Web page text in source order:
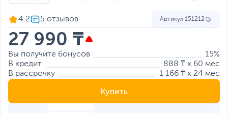
4.2 Артикул 151212
27 990 ₸
Вы получите бонусов
15%
В кредит
888 ₸ x 60 мес
В рассрочку
1 166 ₸ x 24 мес
Купить